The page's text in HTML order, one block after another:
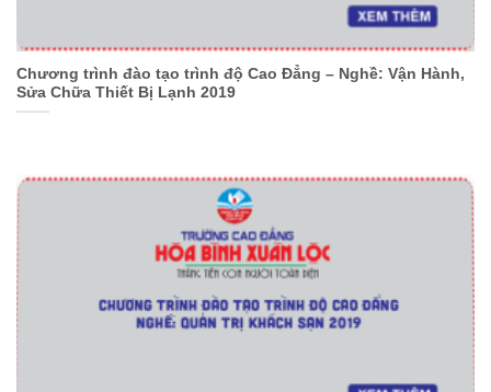
Chương trình đào tạo trình độ Cao Đẳng – Nghề: Vận Hành,
Sửa Chữa Thiết Bị Lạnh 2019